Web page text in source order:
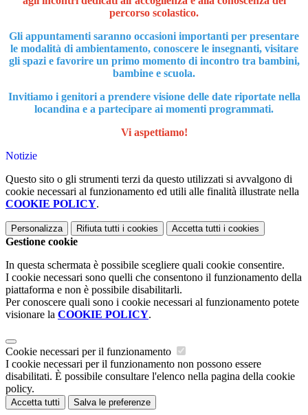
percorso scolastico.
Gli appuntamenti saranno occasioni importanti per presentare
le modalità di ambientamento, conoscere le insegnanti, visitare
gli spazi e favorire un primo momento di incontro tra bambini,
bambine e scuola.
Invitiamo i genitori a prendere visione delle date riportate nella
locandina e a partecipare ai momenti programmati.
Vi aspettiamo!
Notizie
Questo sito o gli strumenti terzi da questo utilizzati si avvalgono di
cookie necessari al funzionamento ed utili alle finalità illustrate nella
COOKIE POLICY.
Personalizza Rifiuta tutti i cookies Accetta tutti i cookies
Gestione cookie
In questa schermata è possibile scegliere quali cookie consentire.
I cookie necessari sono quelli che consentono il funzionamento della
piattaforma e non è possibile disabilitarli.
Per conoscere quali sono i cookie necessari al funzionamento potete
visionare la COOKIE POLICY.
Cookie necessari per il funzionamento
I cookie necessari per il funzionamento non possono essere
disabilitati. È possibile consultare l'elenco nella pagina della cookie
policy.
Accetta tutti Salva le preferenze